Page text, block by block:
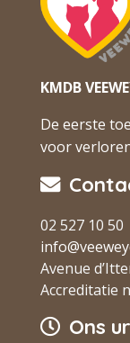
KMDB
De eerste
voor
02 527 10 50
Avenue
Accreditatie
Ons